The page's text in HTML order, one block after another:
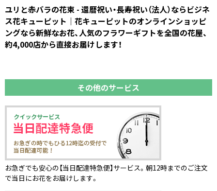
ユリと赤バラの花束 - 還暦祝い・長寿祝い（法人）ならビジネ
ス花キューピット｜花キューピットのオンラインショッピ
ングなら新鮮なお花、人気のフラワーギフトを全国の花屋、
約4,000店から直接お届けします！
その他のサービス
お急ぎでも安心の【当日配達特急便】サービス。朝12時までのご注文
で当日にお花をお届けします。